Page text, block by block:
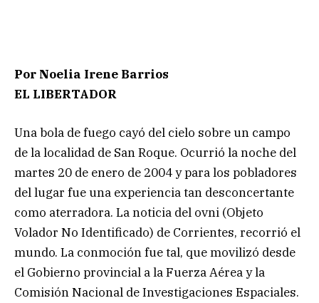
Por Noelia Irene Barrios
EL LIBERTADOR
Una bola de fuego cayó del cielo sobre un campo
de la localidad de San Roque. Ocurrió la noche del
martes 20 de enero de 2004 y para los pobladores
del lugar fue una experiencia tan desconcertante
como aterradora. La noticia del ovni (Objeto
Volador No Identificado) de Corrientes, recorrió el
mundo. La conmoción fue tal, que movilizó desde
el Gobierno provincial a la Fuerza Aérea y la
Comisión Nacional de Investigaciones Espaciales.